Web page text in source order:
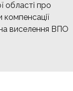
області про
компенсації
виселення ВПО